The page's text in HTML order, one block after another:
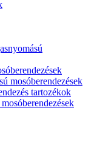
mosóberendezések
tartozékok